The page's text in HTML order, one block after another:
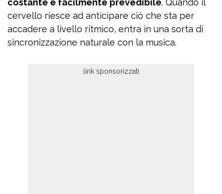
costante e facilmente prevedibile. Quando il
cervello riesce ad anticipare ciò che sta per
accadere a livello ritmico, entra in una sorta di
sincronizzazione naturale con la musica.